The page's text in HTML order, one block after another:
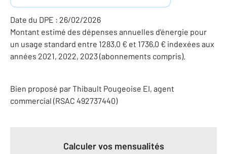
Date du DPE : 26/02/2026
Montant estimé des dépenses annuelles d'énergie pour
un usage standard entre 1283,0 € et 1736,0 € indexées aux
années 2021, 2022, 2023 (abonnements compris).
Bien proposé parThibault Pougeoise EI, agent
commercial (RSAC 492737440)
Calculer vos mensualités